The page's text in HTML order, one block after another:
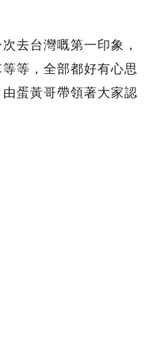
去台灣嘅第一印象，
等，全部都好有心思
蛋黃哥帶領著大家認